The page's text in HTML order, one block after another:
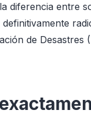
diferencia entre
de Desastres